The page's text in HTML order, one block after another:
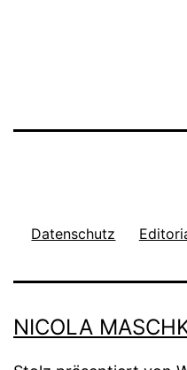
Datenschutz
NICOLA